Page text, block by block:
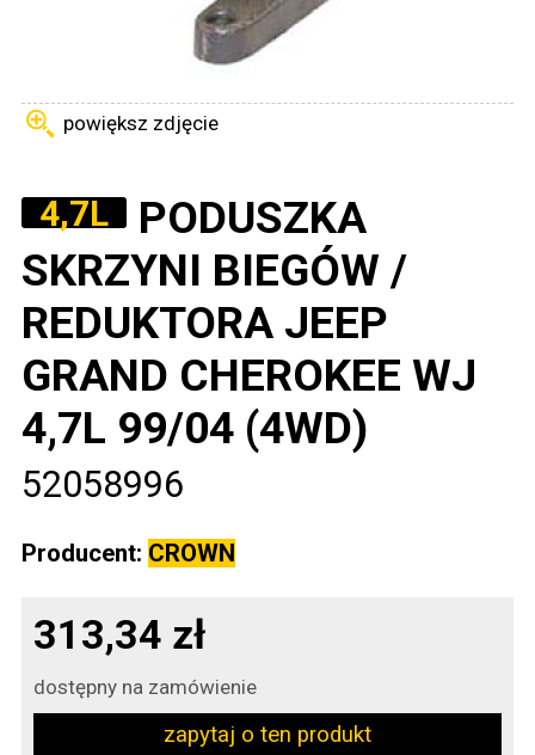
powiększ zdjęcie
4,7L
PODUSZKA
SKRZYNI BIEGÓW /
REDUKTORA JEEP
GRAND CHEROKEE WJ
4,7L 99/04 (4WD)
52058996
Producent: CROWN
313,34 zł
dostępny na zamówienie
zapytaj o ten produkt